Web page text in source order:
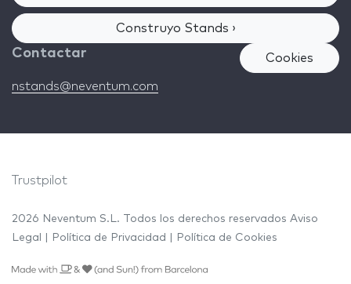
Construyo Stands ›
Contactar
nstands@neventum.com
Cookies
Trustpilot
2026 Neventum S.L. Todos los derechos reservados Aviso
Legal
Política de Privacidad Política de Cookies